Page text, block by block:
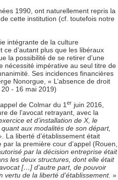
1990, ont naturellement repris la
cette institution (cf. toutefois notre
intégrante de la culture
d’autant plus que les libéraux
la possibilité de se retirer d’une
nécessité impérative au seul titre de
Ses incidences financières
Nonorgue, « L’absence de droit
- 16 mai 2019)
de Colmar du 1 er juin 2016,
de l’avocat retrayant, avec la
et d’installation de X, le
aux modalités de son départ,
La liberté d’établissement était
la première cour d’appel (Rouen,
par la décision entreprise était
les deux structures, dont elle était
[…] d’autre part, de pouvoir
de la liberté d’établissement. »